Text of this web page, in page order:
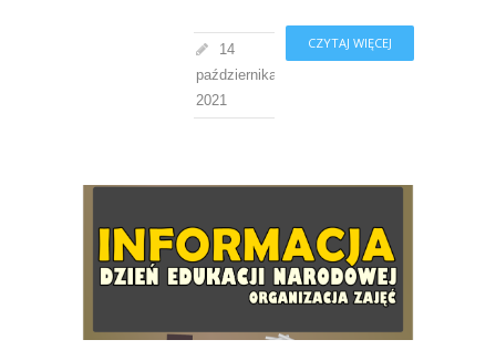
CZYTAJ WIĘCEJ
14
października,
2021